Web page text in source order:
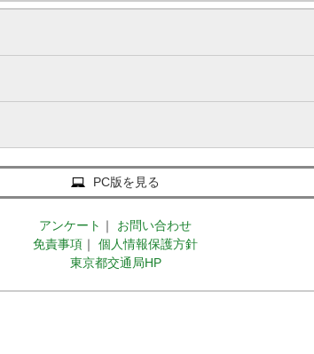
PC版を見る
アンケート ｜
お問い合わせ
免責事項 ｜
個人情報保護方針
東京都交通局HP